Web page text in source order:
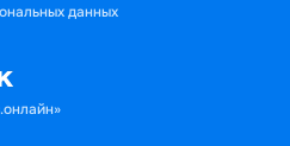
данных